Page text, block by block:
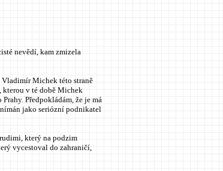
nevědí, kam zmizela
Vladimír Michek této straně
kterou v té době Michek
Předpokládám, že je má
jako seriózní podnikatel
který na podzim
vycestoval do zahraničí,